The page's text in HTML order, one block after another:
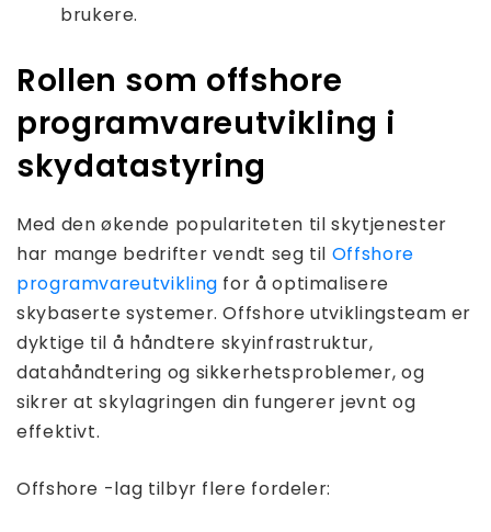
brukere.
Rollen som offshore
programvareutvikling i
skydatastyring
Med den økende populariteten til skytjenester
har mange bedrifter vendt seg til Offshore
programvareutvikling for å optimalisere
skybaserte systemer. Offshore utviklingsteam er
dyktige til å håndtere skyinfrastruktur,
datahåndtering og sikkerhetsproblemer, og
sikrer at skylagringen din fungerer jevnt og
effektivt.
Offshore -lag tilbyr flere fordeler: